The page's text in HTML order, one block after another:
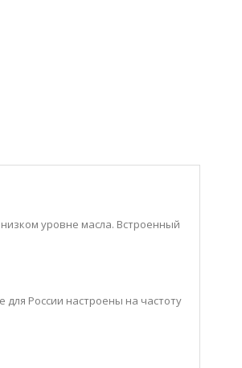
уровне масла. Встроенный
России настроены на частоту